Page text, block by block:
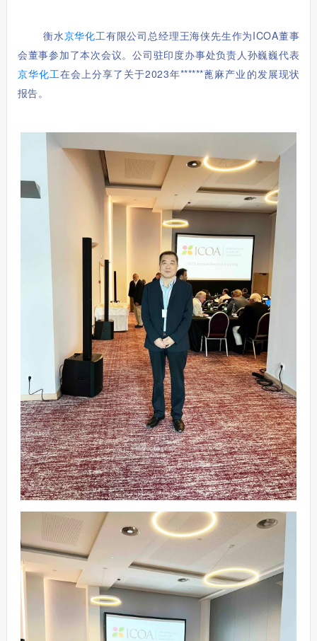
衡水京华化工有限公司总经理王海侠先生作为ICOA董事
会董事参加了本次会议。公司驻印度办事处负责人孙巍巍代表
京华化工在会上分享了关于2023年******蓖麻产业的发展现状
报告。